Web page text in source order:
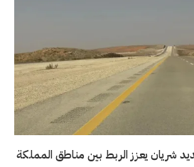
شريان يعزز الربط بين مناطق المملكة